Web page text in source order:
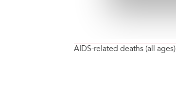
AIDS-related deaths (all ages)